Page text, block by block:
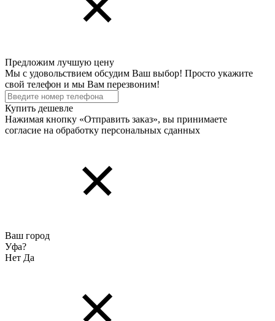
Предложим лучшую цену
Мы с удовольствием обсудим Ваш выбор! Просто укажите
свой телефон и мы Вам перезвоним!
Купить дешевле
Нажимая кнопку «Отправить заказ», вы принимаете
согласие на обработку персональных cданных
Ваш город
Уфа?
Нет Да